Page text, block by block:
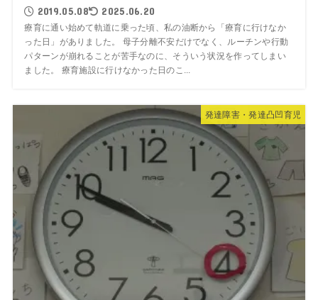
2019.05.08 2025.06.20
療育に通い始めて軌道に乗った頃、私の油断から「療育に行けなか
った日」がありました。 母子分離不安だけでなく、ルーチンや行動
パターンが崩れることが苦手なのに、そういう状況を作ってしまい
ました。 療育施設に行けなかった日のこ...
発達障害・発達凸凹育児